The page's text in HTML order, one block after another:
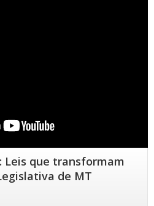
Leis que transformam
de MT